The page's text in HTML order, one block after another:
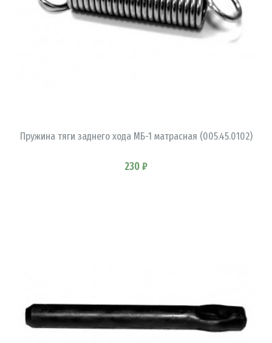
Пружина тяги заднего хода МБ-1 матрасная (005.45.0102)
230 ₽